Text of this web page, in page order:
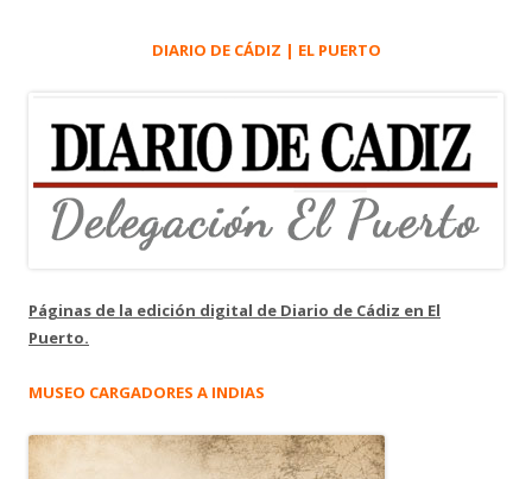
DIARIO DE CÁDIZ | EL PUERTO
Páginas de la edición digital de Diario de Cádiz en El
Puerto.
MUSEO CARGADORES A INDIAS